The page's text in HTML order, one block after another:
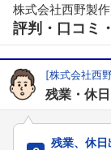
株式会社西野製
評判・口コミ
[株式会社西
残業・休
残業、休